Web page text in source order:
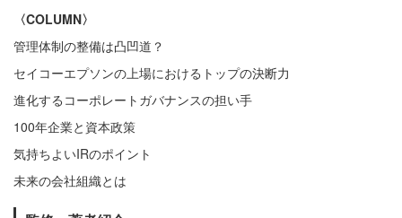
〈COLUMN〉
管理体制の整備は凸凹道？
セイコーエプソンの上場におけるトップの決断力
進化するコーポレートガバナンスの担い手
100年企業と資本政策
気持ちよいIRのポイント
未来の会社組織とは